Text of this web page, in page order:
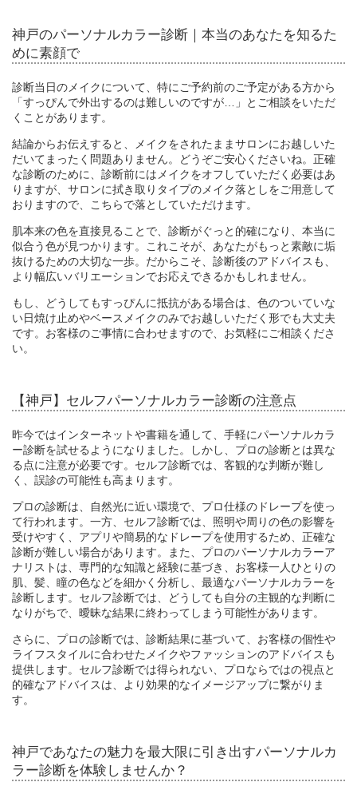
神戸のパーソナルカラー診断｜本当のあなたを知るた
めに素顔で
診断当日のメイクについて、特にご予約前のご予定がある方から
「すっぴんで外出するのは難しいのですが…」とご相談をいただ
くことがあります。
結論からお伝えすると、メイクをされたままサロンにお越しいた
だいてまったく問題ありません。どうぞご安心くださいね。正確
な診断のために、診断前にはメイクをオフしていただく必要はあ
りますが、サロンに拭き取りタイプのメイク落としをご用意して
おりますので、こちらで落としていただけます。
肌本来の色を直接見ることで、診断がぐっと的確になり、本当に
似合う色が見つかります。これこそが、あなたがもっと素敵に垢
抜けるための大切な一歩。だからこそ、診断後のアドバイスも、
より幅広いバリエーションでお応えできるかもしれません。
もし、どうしてもすっぴんに抵抗がある場合は、色のついていな
い日焼け止めやベースメイクのみでお越しいただく形でも大丈夫
です。お客様のご事情に合わせますので、お気軽にご相談くださ
い。
【神戸】セルフパーソナルカラー診断の注意点
昨今ではインターネットや書籍を通して、手軽にパーソナルカラ
ー診断を試せるようになりました。しかし、プロの診断とは異な
る点に注意が必要です。セルフ診断では、客観的な判断が難し
く、誤診の可能性も高まります。
プロの診断は、自然光に近い環境で、プロ仕様のドレープを使っ
て行われます。一方、セルフ診断では、照明や周りの色の影響を
受けやすく、アプリや簡易的なドレープを使用するため、正確な
診断が難しい場合があります。また、プロのパーソナルカラーア
ナリストは、専門的な知識と経験に基づき、お客様一人ひとりの
肌、髪、瞳の色などを細かく分析し、最適なパーソナルカラーを
診断します。セルフ診断では、どうしても自分の主観的な判断に
なりがちで、曖昧な結果に終わってしまう可能性があります。
さらに、プロの診断では、診断結果に基づいて、お客様の個性や
ライフスタイルに合わせたメイクやファッションのアドバイスも
提供します。セルフ診断では得られない、プロならではの視点と
的確なアドバイスは、より効果的なイメージアップに繋がりま
す。
神戸であなたの魅力を最大限に引き出すパーソナルカ
ラー診断を体験しませんか？